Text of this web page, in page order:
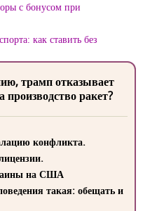
с бонусом при
как ставить без
трамп отказывает
ракет?
конфликта.
на США
такая: обещать и